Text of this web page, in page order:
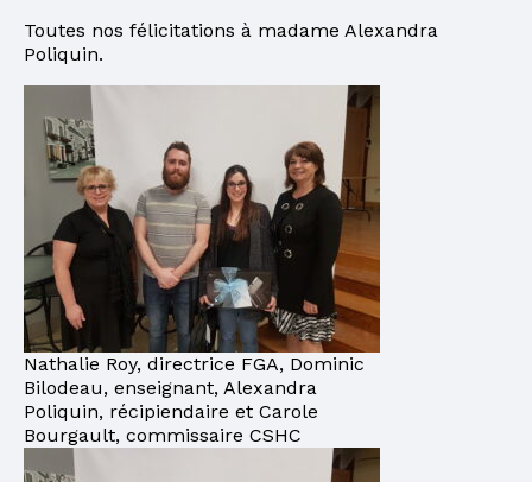
Toutes nos félicitations à madame Alexandra
Poliquin.
Nathalie Roy, directrice FGA, Dominic
Bilodeau, enseignant, Alexandra
Poliquin, récipiendaire et Carole
Bourgault, commissaire CSHC